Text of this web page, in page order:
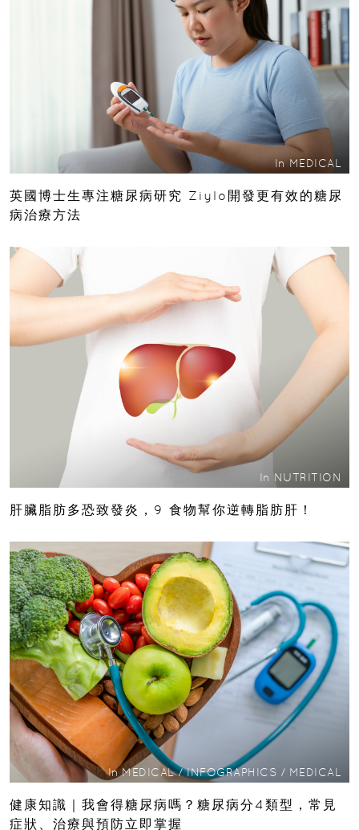
In MEDICAL
英國博士生專注糖尿病研究 Ziylo開發更有效的糖尿
病治療方法
In NUTRITION
肝臟脂肪多恐致發炎，9 食物幫你逆轉脂肪肝！
In MEDICAL/INFOGRAPHICS / MEDICAL
健康知識｜我會得糖尿病嗎？糖尿病分4類型，常見
症狀、治療與預防立即掌握